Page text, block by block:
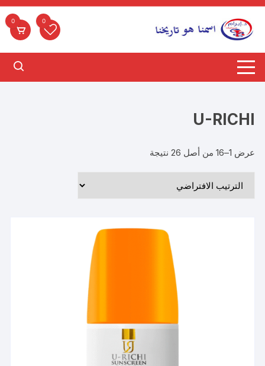
التجاوز
المحتوى
0
0
U-RICHI
عرض 1–16 من أصل 26 نتيجة